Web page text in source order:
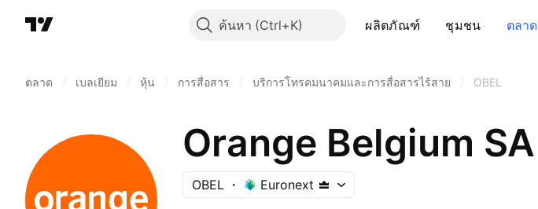
ค้นหา ผลิตภัณฑ์ ชุมชน ตลาด
ตลาด เบลเยียม หุ้น การสื่อสาร บริการโทรคมนาคมและการสื่อสารไร้สาย OBEL
Orange Belgium SA
OBEL Euronext